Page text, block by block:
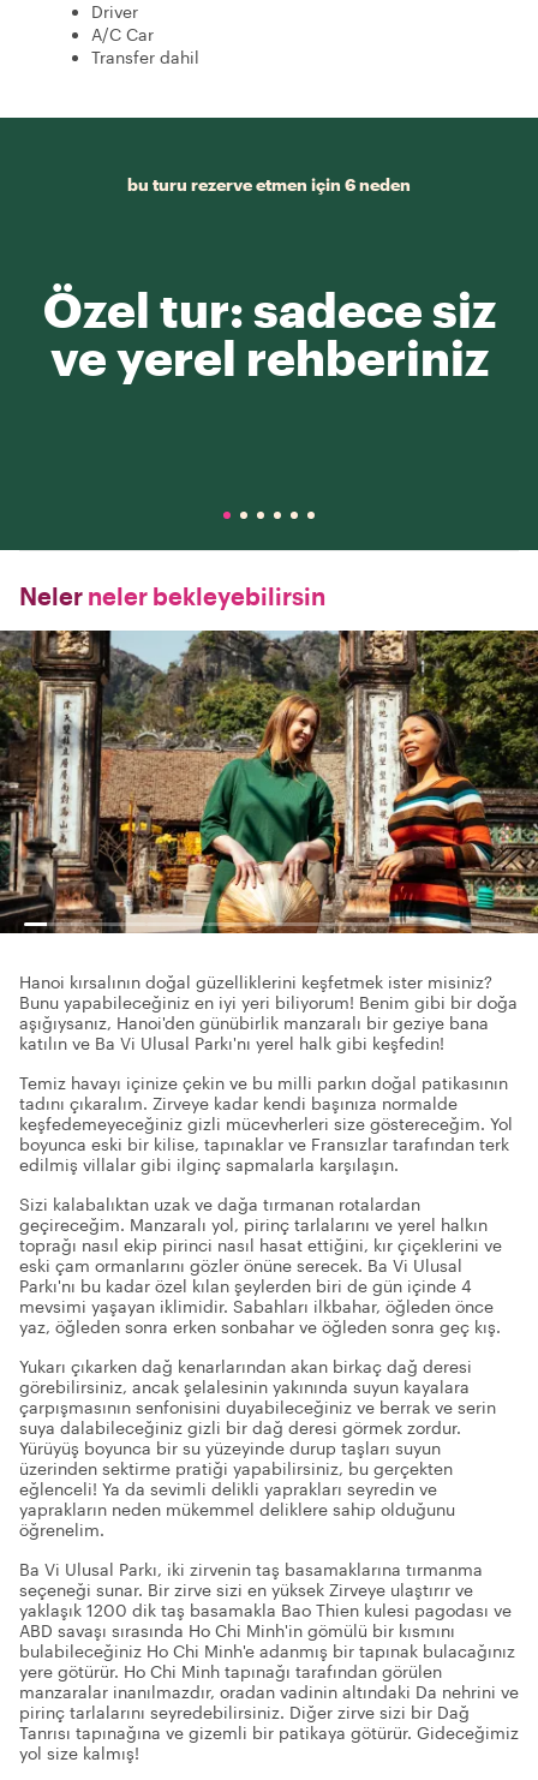
Driver
A/C Car
Transfer dahil
bu turu rezerve etmen için 6 neden
Özel tur: sadece siz
ve yerel rehberiniz
Neler neler bekleyebilirsin
Hanoi kırsalının doğal güzelliklerini keşfetmek ister misiniz?
Bunu yapabileceğiniz en iyi yeri biliyorum! Benim gibi bir doğa
aşığıysanız, Hanoi'den günübirlik manzaralı bir geziye bana
katılın ve Ba Vi Ulusal Parkı'nı yerel halk gibi keşfedin!
Temiz havayı içinize çekin ve bu milli parkın doğal patikasının
tadını çıkaralım. Zirveye kadar kendi başınıza normalde
keşfedemeyeceğiniz gizli mücevherleri size göstereceğim. Yol
boyunca eski bir kilise, tapınaklar ve Fransızlar tarafından terk
edilmiş villalar gibi ilginç sapmalarla karşılaşın.
Sizi kalabalıktan uzak ve dağa tırmanan rotalardan
geçireceğim. Manzaralı yol, pirinç tarlalarını ve yerel halkın
toprağı nasıl ekip pirinci nasıl hasat ettiğini, kır çiçeklerini ve
eski çam ormanlarını gözler önüne serecek. Ba Vi Ulusal
Parkı'nı bu kadar özel kılan şeylerden biri de gün içinde 4
mevsimi yaşayan iklimidir. Sabahları ilkbahar, öğleden önce
yaz, öğleden sonra erken sonbahar ve öğleden sonra geç kış.
Yukarı çıkarken dağ kenarlarından akan birkaç dağ deresi
görebilirsiniz, ancak şelalesinin yakınında suyun kayalara
çarpışmasının senfonisini duyabileceğiniz ve berrak ve serin
suya dalabileceğiniz gizli bir dağ deresi görmek zordur.
Yürüyüş boyunca bir su yüzeyinde durup taşları suyun
üzerinden sektirme pratiği yapabilirsiniz, bu gerçekten
eğlenceli! Ya da sevimli delikli yaprakları seyredin ve
yaprakların neden mükemmel deliklere sahip olduğunu
öğrenelim.
Ba Vi Ulusal Parkı, iki zirvenin taş basamaklarına tırmanma
seçeneği sunar. Bir zirve sizi en yüksek Zirveye ulaştırır ve
yaklaşık 1200 dik taş basamakla Bao Thien kulesi pagodası ve
ABD savaşı sırasında Ho Chi Minh'in gömülü bir kısmını
bulabileceğiniz Ho Chi Minh'e adanmış bir tapınak bulacağınız
yere götürür. Ho Chi Minh tapınağı tarafından görülen
manzaralar inanılmazdır, oradan vadinin altındaki Da nehrini ve
pirinç tarlalarını seyredebilirsiniz. Diğer zirve sizi bir Dağ
Tanrısı tapınağına ve gizemli bir patikaya götürür. Gideceğimiz
yol size kalmış!